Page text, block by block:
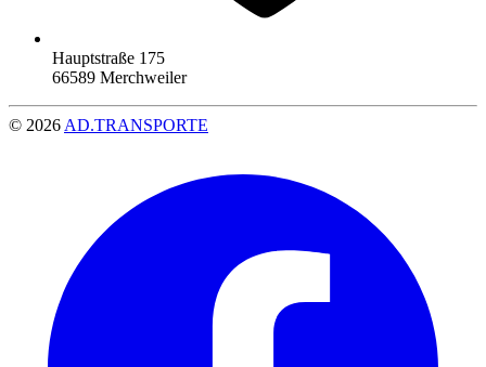
Hauptstraße 175
66589 Merchweiler
© 2026 AD.TRANSPORTE